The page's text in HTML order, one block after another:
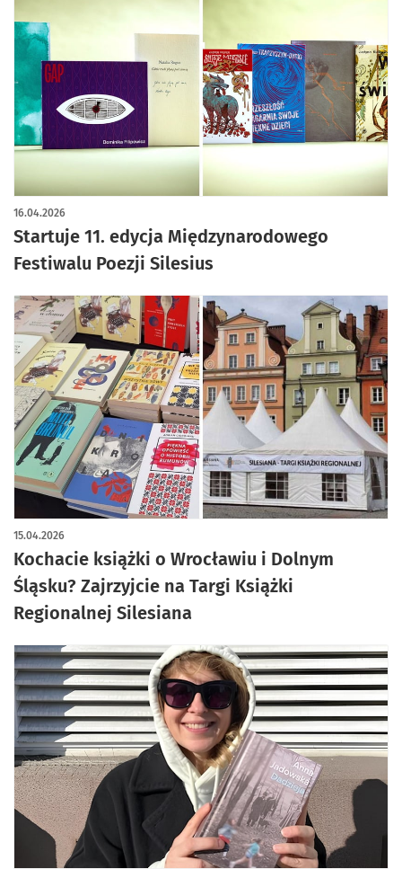
Startuje 11. edycja Międzynarodowego
Festiwalu Poezji Silesius
16.04.2026
Kochacie książki o Wrocławiu i Dolnym
Śląsku? Zajrzyjcie na Targi Książki
Regionalnej Silesiana
15.04.2026